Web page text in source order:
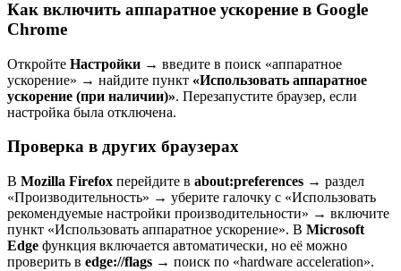
Как включить аппаратное ускорение в Google
Chrome
Откройте Настройки → введите в поиск «аппаратное
ускорение» → найдите пункт «Использовать аппаратное
ускорение (при наличии)». Перезапустите браузер, если
настройка была отключена.
Проверка в других браузерах
В Mozilla Firefox перейдите в about:preferences → раздел
«Производительность» → уберите галочку с «Использовать
рекомендуемые настройки производительности» → включите
пункт «Использовать аппаратное ускорение». В Microsoft
Edge функция включается автоматически, но её можно
проверить в edge://flags → поиск по «hardware acceleration».